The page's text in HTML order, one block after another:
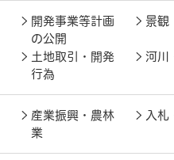
開発事業等計画
の公開
景観
土地取引・開発
行為
河川
産業振興・農林
業
入札